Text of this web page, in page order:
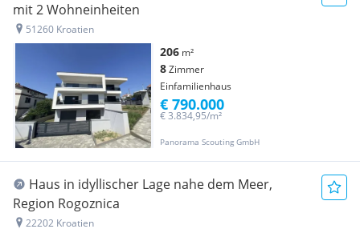
mit 2 Wohneinheiten
51260 Kroatien
206 m²
8Zimmer
Einfamilienhaus
Panorama Scouting GmbH
€ 3.834,95/m²
€ 790.000
Haus in idyllischer Lage nahe dem Meer,
Region Rogoznica
22202 Kroatien